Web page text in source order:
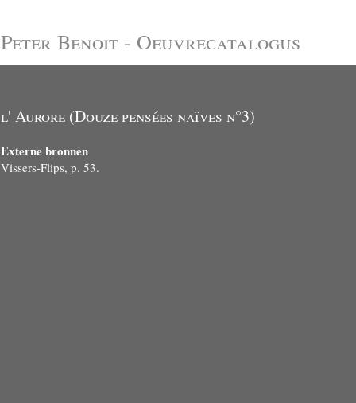
Peter Benoit - Oeuvrecatalogus
l' Aurore (Douze pensées naïves n°3)
Externe bronnen
Vissers-Flips, p. 53.